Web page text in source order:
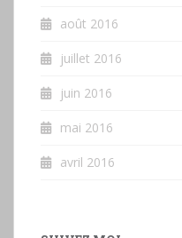
août 2016
juillet 2016
juin 2016
mai 2016
avril 2016